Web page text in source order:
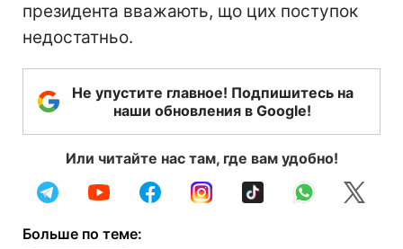
президента вважають, що цих поступок
недостатньо.
Не упустите главное! Подпишитесь на
наши обновления в Google!
Или читайте нас там, где вам удобно!
Больше по теме: